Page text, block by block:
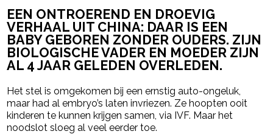
EEN ONTROEREND EN DROEVIG
VERHAAL UIT CHINA: DAAR IS EEN
BABY GEBOREN ZONDER OUDERS. ZIJN
BIOLOGISCHE VADER EN MOEDER ZIJN
AL 4 JAAR GELEDEN OVERLEDEN.
Het stel is omgekomen bij een ernstig auto-ongeluk,
maar had al embryo’s laten invriezen. Ze hoopten ooit
kinderen te kunnen krijgen samen, via IVF. Maar het
noodslot sloeg al veel eerder toe.